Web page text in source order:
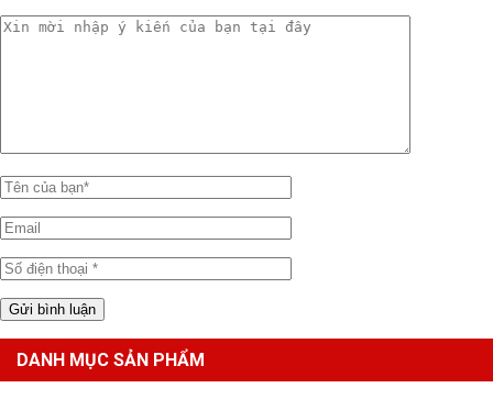
DANH MỤC SẢN PHẨM